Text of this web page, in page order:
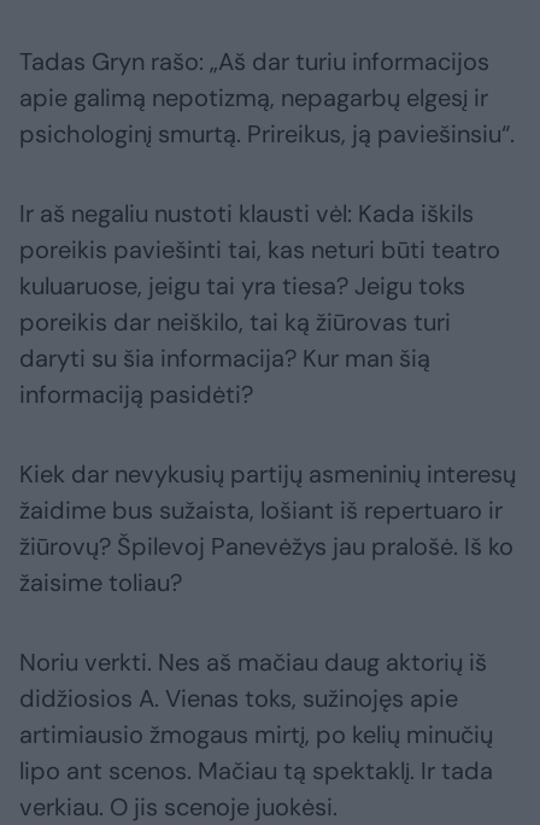
Tadas Gryn rašo: „Aš dar turiu informacijos
apie galimą nepotizmą, nepagarbų elgesį ir
psichologinį smurtą. Prireikus, ją paviešinsiu“.
Ir aš negaliu nustoti klausti vėl: Kada iškils
poreikis paviešinti tai, kas neturi būti teatro
kuluaruose, jeigu tai yra tiesa? Jeigu toks
poreikis dar neiškilo, tai ką žiūrovas turi
daryti su šia informacija? Kur man šią
informaciją pasidėti?
Kiek dar nevykusių partijų asmeninių interesų
žaidime bus sužaista, lošiant iš repertuaro ir
žiūrovų? Špilevoj Panevėžys jau pralošė. Iš ko
žaisime toliau?
Noriu verkti. Nes aš mačiau daug aktorių iš
didžiosios A. Vienas toks, sužinojęs apie
artimiausio žmogaus mirtį, po kelių minučių
lipo ant scenos. Mačiau tą spektaklį. Ir tada
verkiau. O jis scenoje juokėsi.